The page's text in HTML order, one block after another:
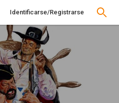
Identificarse/Registrarse